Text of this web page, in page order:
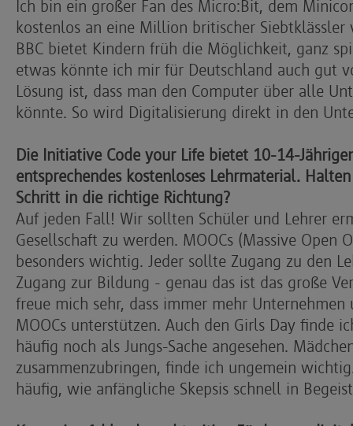
Ich bin ein großer Fan des Micro:Bit, dem
kostenlos an eine Million britischer
BBC bietet Kindern früh die Möglichkeit, ganz
etwas könnte ich mir für Deutschland auch gut
Lösung ist, dass man den Computer über alle
könnte. So wird Digitalisierung direkt in den
Die Initiative Code your Life bietet 10-14-
entsprechendes kostenloses Lehrmaterial.
Schritt in die richtige Richtung?
Auf jeden Fall! Wir sollten Schüler und Lehrer
Gesellschaft zu werden. MOOCs (Massive Open
besonders wichtig. Jeder sollte Zugang zu den
Zugang zur Bildung - genau das ist das große
freue mich sehr, dass immer mehr
MOOCs unterstützen. Auch den Girls Day finde
häufig noch als Jungs-Sache angesehen.
zusammenzubringen, finde ich ungemein
häufig, wie anfängliche Skepsis schnell in